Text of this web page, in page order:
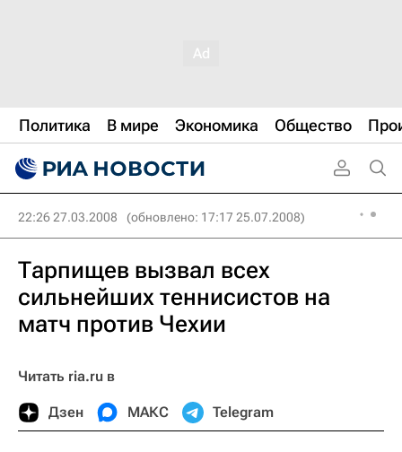
Политика В мире Экономика Общество
22:26 27.03.2008 (обновлено: 17:17 25.07.2008)
Тарпищев вызвал всех
сильнейших теннисистов на
матч против Чехии
Читать ria.ru в
Дзен МАКС Telegram